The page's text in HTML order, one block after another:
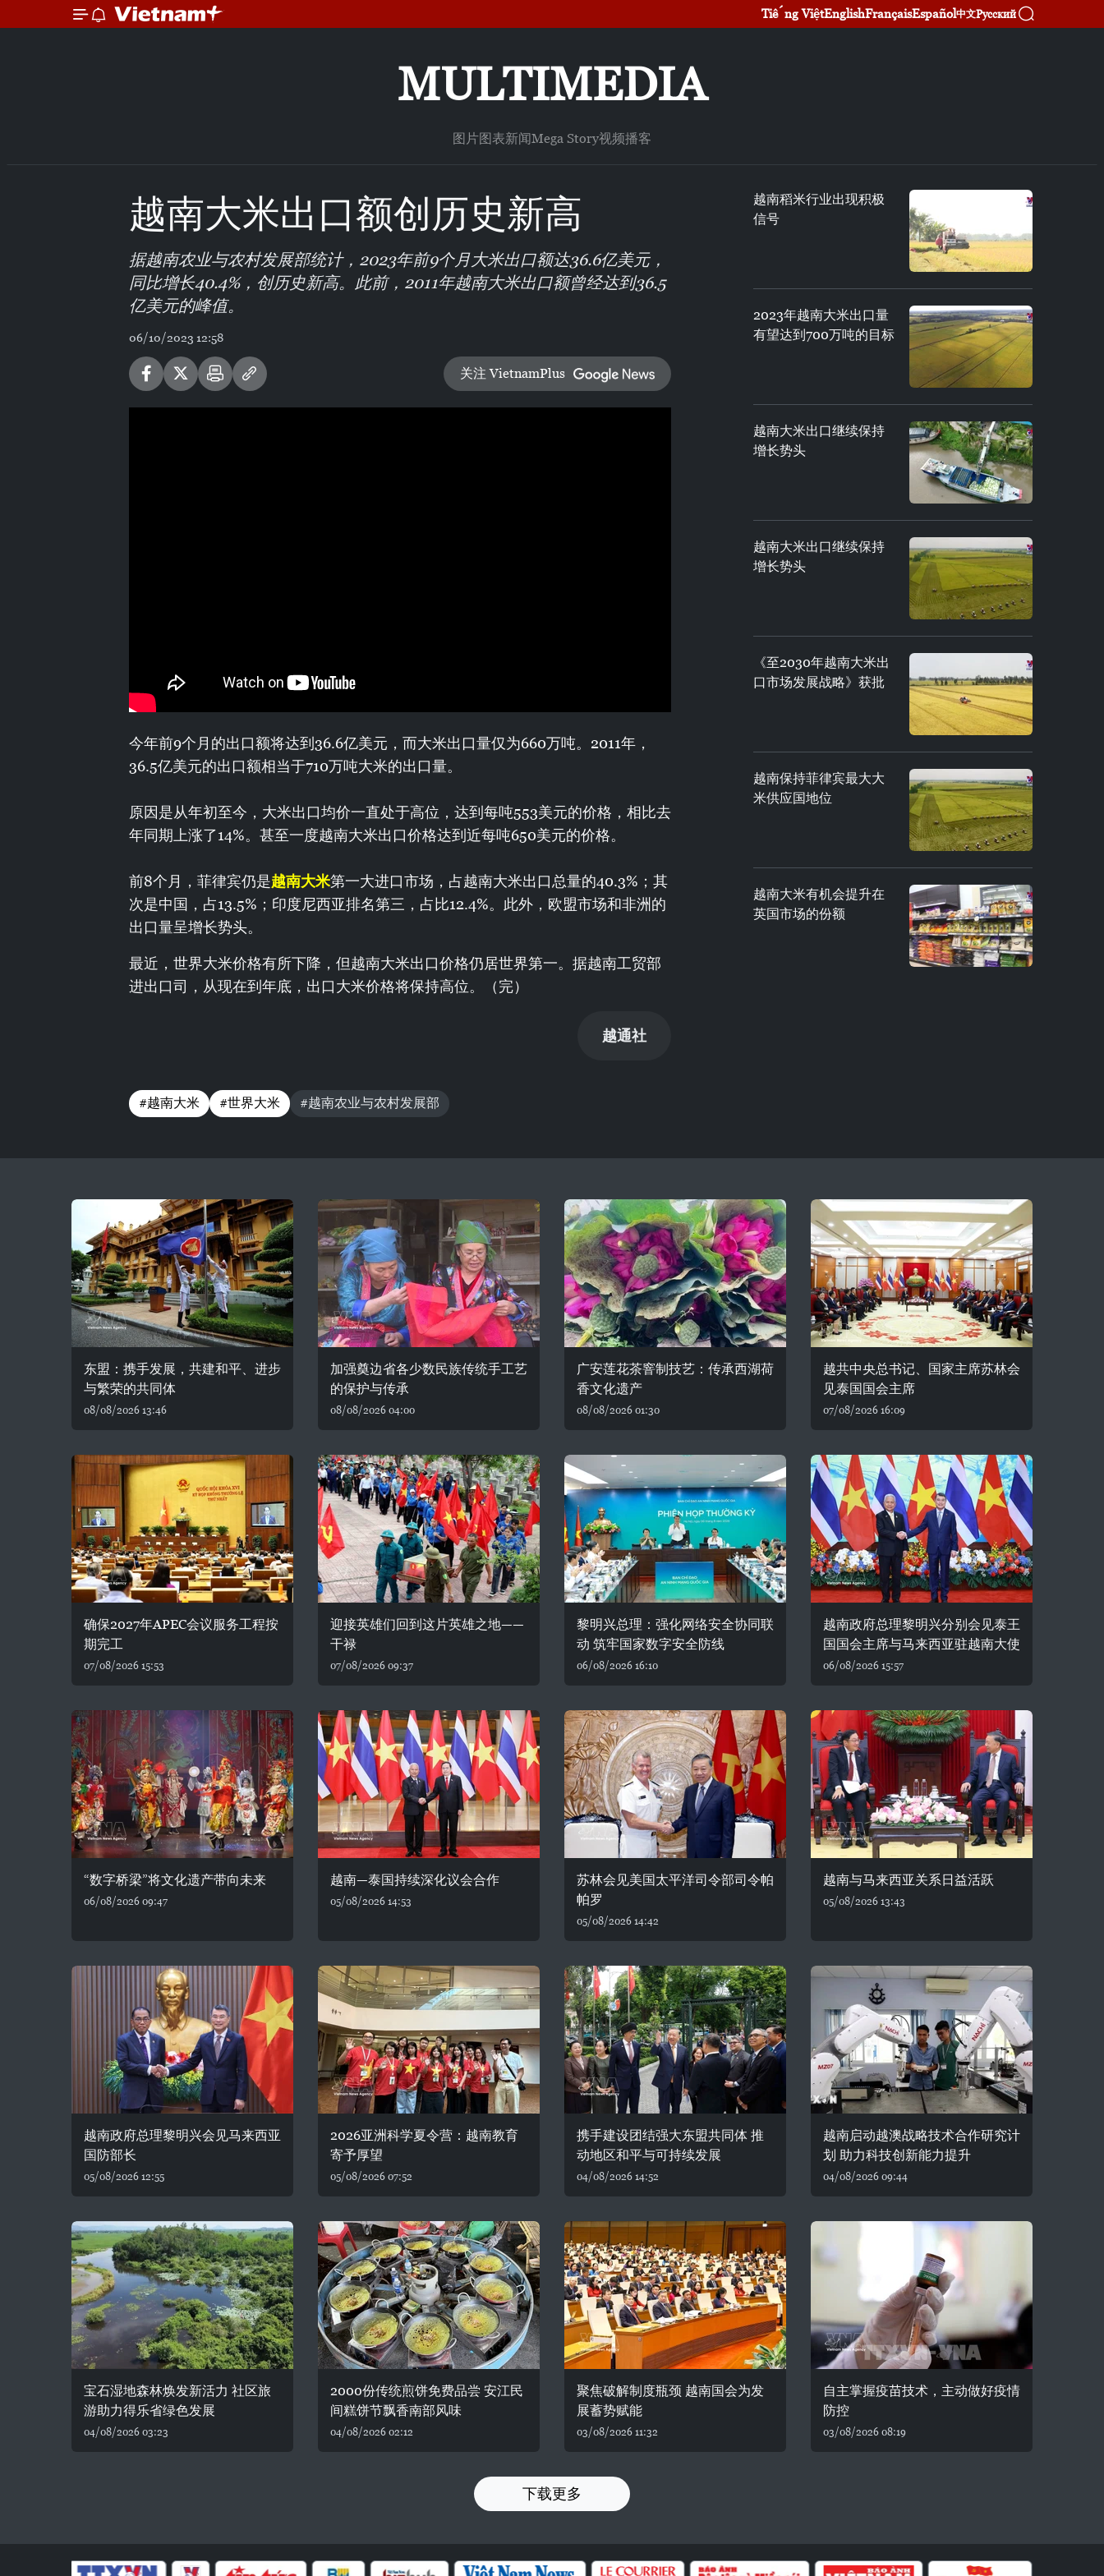
Tiếng ViệtEnglishFrançaisEspañol中文Русский
MULTIMEDIA
图片图表新闻Mega Story视频播客
越南大米出口额创历史新高
据越南农业与农村发展部统计，2023年前9个月大米出口额达36.6亿美元，
同比增长40.4%，创历史新高。此前，2011年越南大米出口额曾经达到36.5
亿美元的峰值。
06/10/2023 12:58
关注 VietnamPlus
今年前9个月的出口额将达到36.6亿美元，而大米出口量仅为660万吨。2011年，
36.5亿美元的出口额相当于710万吨大米的出口量。
原因是从年初至今，大米出口均价一直处于高位，达到每吨553美元的价格，相比去
年同期上涨了14%。甚至一度越南大米出口价格达到近每吨650美元的价格。
前8个月，菲律宾仍是越南大米第一大进口市场，占越南大米出口总量的40.3%；其
次是中国，占13.5%；印度尼西亚排名第三，占比12.4%。此外，欧盟市场和非洲的
出口量呈增长势头。
最近，世界大米价格有所下降，但越南大米出口价格仍居世界第一。据越南工贸部
进出口司，从现在到年底，出口大米价格将保持高位。（完）
越通社
#越南大米 #世界大米 #越南农业与农村发展部
越南稻米行业出现积极
信号
2023年越南大米出口量
有望达到700万吨的目标
越南大米出口继续保持
增长势头
越南大米出口继续保持
增长势头
《至2030年越南大米出
口市场发展战略》获批
越南保持菲律宾最大大
米供应国地位
越南大米有机会提升在
英国市场的份额
东盟：携手发展，共建和平、进步
与繁荣的共同体
08/08/2026 13:46
加强奠边省各少数民族传统手工艺
的保护与传承
08/08/2026 04:00
广安莲花茶窨制技艺：传承西湖荷
香文化遗产
08/08/2026 01:30
越共中央总书记、国家主席苏林会
见泰国国会主席
07/08/2026 16:09
确保2027年APEC会议服务工程按
期完工
07/08/2026 15:53
迎接英雄们回到这片英雄之地——
干禄
07/08/2026 09:37
黎明兴总理：强化网络安全协同联
动 筑牢国家数字安全防线
06/08/2026 16:10
越南政府总理黎明兴分别会见泰王
国国会主席与马来西亚驻越南大使
06/08/2026 15:57
“数字桥梁”将文化遗产带向未来
06/08/2026 09:47
越南—泰国持续深化议会合作
05/08/2026 14:53
苏林会见美国太平洋司令部司令帕
帕罗
05/08/2026 14:42
越南与马来西亚关系日益活跃
05/08/2026 13:43
越南政府总理黎明兴会见马来西亚
国防部长
05/08/2026 12:55
2026亚洲科学夏令营：越南教育
寄予厚望
05/08/2026 07:52
携手建设团结强大东盟共同体 推
动地区和平与可持续发展
04/08/2026 14:52
越南启动越澳战略技术合作研究计
划 助力科技创新能力提升
04/08/2026 09:44
宝石湿地森林焕发新活力 社区旅
游助力得乐省绿色发展
04/08/2026 03:23
2000份传统煎饼免费品尝 安江民
间糕饼节飘香南部风味
04/08/2026 02:12
聚焦破解制度瓶颈 越南国会为发
展蓄势赋能
03/08/2026 11:32
自主掌握疫苗技术，主动做好疫情
防控
03/08/2026 08:19
下载更多